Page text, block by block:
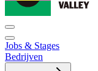
Jobs & Stages
Bedrijven